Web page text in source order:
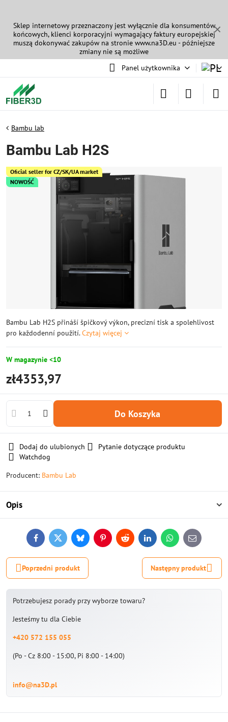
✕
Sklep internetowy przeznaczony jest wyłącznie dla konsumentów
końcowych, klienci korporacyjni wymagający faktury europejskiej
muszą dokonywać zakupów na stronie www.na3D.eu - późniejsze
zmiany nie są możliwe
Panel użytkownika
Oficial seller for CZ/SK/UA market
NOWOŚĆ
Bambu lab
Bambu Lab H2S
Bambu Lab H2S přináší špičkový výkon, precizní tisk a spolehlivost
pro každodenní použití.Czytaj więcej
W magazynie <10
zł4353,97
Do Koszyka
Dodaj do ulubionych
Pytanie dotyczące produktu
Watchdog
Producent: Bambu Lab
Opis
FacebookTwitterBlueskyPinterestReddit LinkedInWhatsApp
E-
mail
Poprzedni produkt Następny produkt
Potrzebujesz porady przy wyborze towaru?
Jesteśmy tu dla Ciebie
+420 572 155 055
(Po - Cz 8:00 - 15:00, Pi 8:00 - 14:00)
info@na3D.pl